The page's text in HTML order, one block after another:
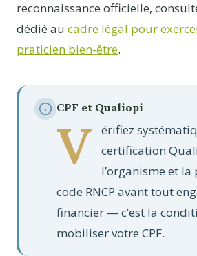
reconnaissance officielle,
dédié au cadre légal pour
praticien bien-être.
CPF et Qualiopi
V
érifiez
certification
l’organisme et la
code RNCP avant tout
financier — c’est la
mobiliser votre CPF.